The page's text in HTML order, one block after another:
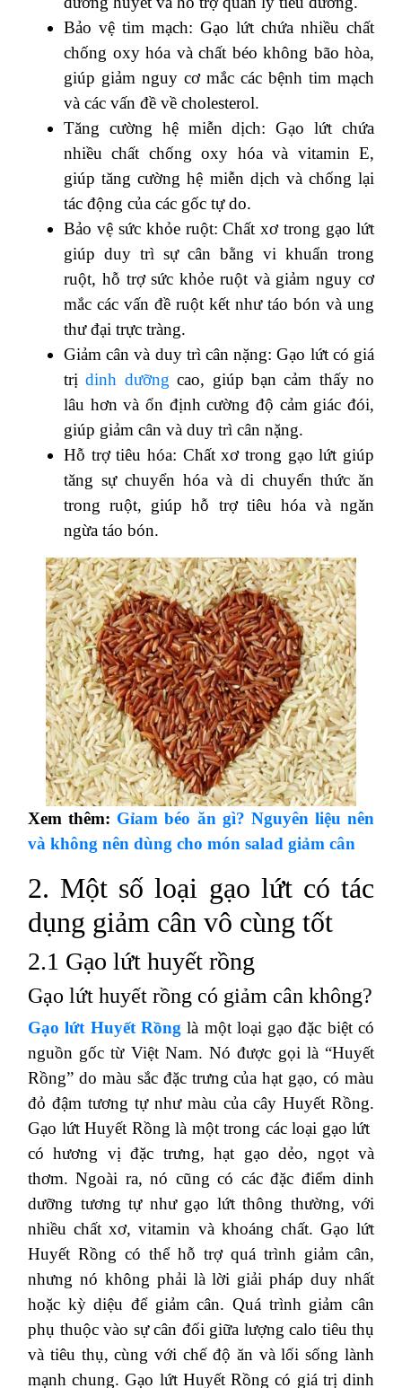
Bảo vệ tim mạch: Gạo lứt chứa nhiều chất
chống oxy hóa và chất béo không bão hòa,
giúp giảm nguy cơ mắc các bệnh tim mạch
và các vấn đề về cholesterol.
Tăng cường hệ miễn dịch: Gạo lứt chứa
nhiều chất chống oxy hóa và vitamin E,
giúp tăng cường hệ miễn dịch và chống lại
tác động của các gốc tự do.
Bảo vệ sức khỏe ruột: Chất xơ trong gạo lứt
giúp duy trì sự cân bằng vi khuẩn trong
ruột, hỗ trợ sức khỏe ruột và giảm nguy cơ
mắc các vấn đề ruột kết như táo bón và ung
thư đại trực tràng.
Giảm cân và duy trì cân nặng: Gạo lứt có giá
trị dinh dưỡng cao, giúp bạn cảm thấy no
lâu hơn và ổn định cường độ cảm giác đói,
giúp giảm cân và duy trì cân nặng.
Hỗ trợ tiêu hóa: Chất xơ trong gạo lứt giúp
tăng sự chuyển hóa và di chuyển thức ăn
trong ruột, giúp hỗ trợ tiêu hóa và ngăn
ngừa táo bón.
Xem thêm: Gỉam béo ăn gì? Nguyên liệu nên
và không nên dùng cho món salad giảm cân
2. Một số loại gạo lứt có tác
dụng giảm cân vô cùng tốt
2.1 Gạo lứt huyết rồng
Gạo lứt huyết rồng có giảm cân không?
Gạo lứt Huyết Rồng là một loại gạo đặc biệt có
nguồn gốc từ Việt Nam. Nó được gọi là “Huyết
Rồng” do màu sắc đặc trưng của hạt gạo, có màu
đỏ đậm tương tự như màu của cây Huyết Rồng.
Gạo lứt Huyết Rồng là một trong các loại gạo lứt
có hương vị đặc trưng, hạt gạo dẻo, ngọt và
thơm. Ngoài ra, nó cũng có các đặc điểm dinh
dưỡng tương tự như gạo lứt thông thường, với
nhiều chất xơ, vitamin và khoáng chất. Gạo lứt
Huyết Rồng có thể hỗ trợ quá trình giảm cân,
nhưng nó không phải là lời giải pháp duy nhất
hoặc kỳ diệu để giảm cân. Quá trình giảm cân
phụ thuộc vào sự cân đối giữa lượng calo tiêu thụ
và tiêu thụ, cùng với chế độ ăn và lối sống lành
mạnh chung. Gạo lứt Huyết Rồng có giá trị dinh